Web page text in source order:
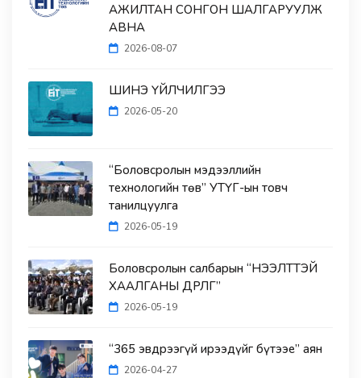
АЖИЛТАН СОНГОН ШАЛГАРУУЛЖ
АВНА
2026-08-07
ШИНЭ ҮЙЛЧИЛГЭЭ
2026-05-20
“Боловсролын мэдээллийн
технологийн төв” УТҮГ-ын товч
танилцуулга
2026-05-19
Боловсролын салбарын “НЭЭЛТТЭЙ
ХААЛГАНЫ ӨДӨРЛӨГ”
2026-05-19
“365 эвдрээгүй ирээдүйг бүтээе” аян
2026-04-27